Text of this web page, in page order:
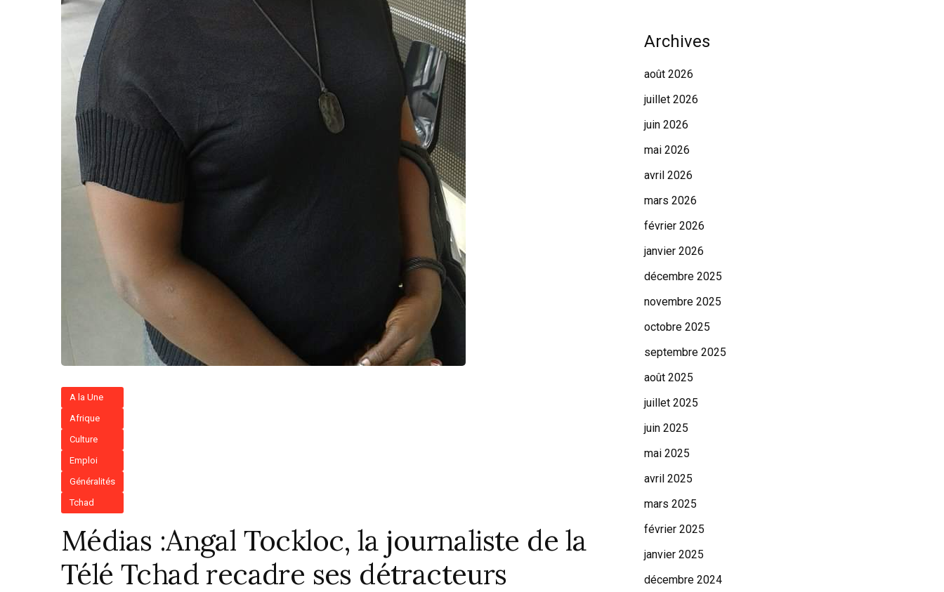
A la Une
Afrique
Culture
Emploi
Généralités
Tchad
Médias :Angal Tockloc, la journaliste de la
Télé Tchad recadre ses détracteurs
Archives
août 2026
juillet 2026
juin 2026
mai 2026
avril 2026
mars 2026
février 2026
janvier 2026
décembre 2025
novembre 2025
octobre 2025
septembre 2025
août 2025
juillet 2025
juin 2025
mai 2025
avril 2025
mars 2025
février 2025
janvier 2025
décembre 2024